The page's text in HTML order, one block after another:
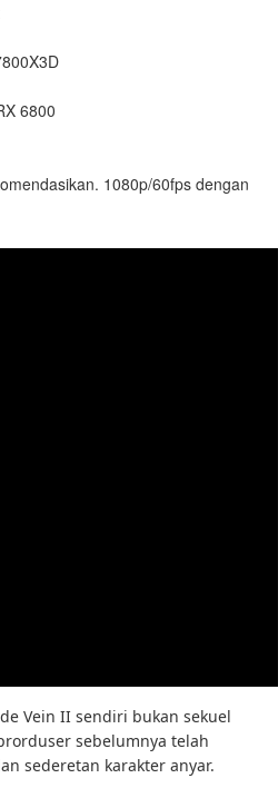
6800
1080p/60fps dengan
Vein II sendiri bukan sekuel
sebelumnya telah
sederetan karakter anyar.